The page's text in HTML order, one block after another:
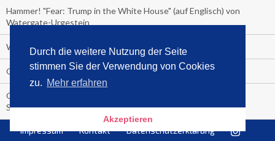
Durch die weitere Nutzung der Seite
stimmen Sie der Verwendung von Cookies
zu. Mehr erfahren
Akzeptieren
Hammer! "Fear: Trump in the White House" (auf Englisch) von
Watergate-Urgestein
Wie alt sind die TV-Zuschauer
Geisterfahrer auf Überholspur
Gegen Einsamkeit: Single-Haushalte schauen täglich fast 6
Stunden TV
TV-Quote:
Impressum Kontakt Datenschutzerklärung